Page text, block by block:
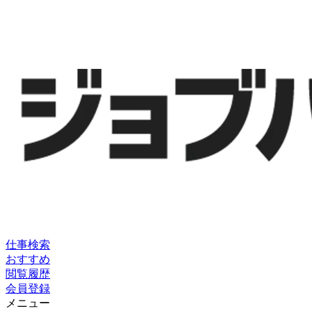
仕事検索
おすすめ
閲覧履歴
会員登録
メニュー